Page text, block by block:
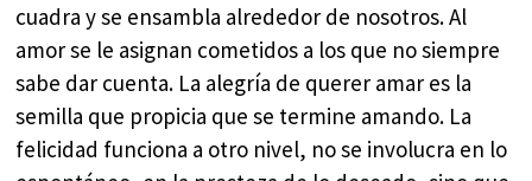
cuadra y se ensambla alrededor de nosotros. Al
amor se le asignan cometidos a los que no siempre
sabe dar cuenta. La alegría de querer amar es la
semilla que propicia que se termine amando. La
felicidad funciona a otro nivel, no se involucra en lo